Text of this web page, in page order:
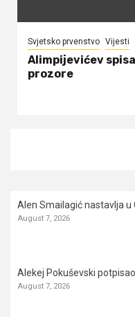
Svjetsko prvenstvo Vijesti
Alimpijevićev
prozore
Alen Smailagić nastavlja u
August 7, 2026
Alekej Pokuševski
August 7, 2026